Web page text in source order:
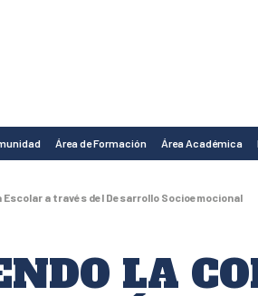
Área de Formación Área Académica
Escolar a través del Desarrollo Socioemocional
LA